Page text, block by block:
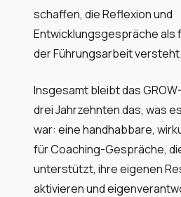
schaffen, die Reflexion und
Entwicklungsgespräche als
der Führungsarbeit versteht.
Insgesamt bleibt das
drei Jahrzehnten das, was
war: eine handhabbare,
für Coaching-Gespräche,
unterstützt, ihre eigenen
aktivieren und